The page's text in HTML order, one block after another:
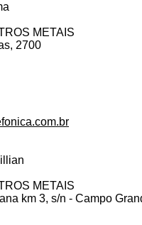
METAIS
2700
METAIS
km 3, s/n - Campo